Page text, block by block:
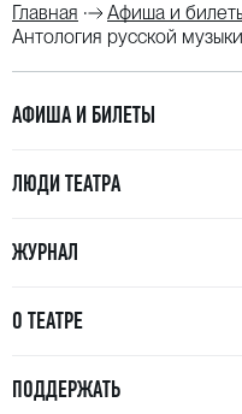
* В программе
Главная Афиша и
Антология русской
АФИША И БИЛЕТЫ
ЛЮДИ ТЕАТРА
ЖУРНАЛ
О ТЕАТРЕ
ПОДДЕРЖАТЬ